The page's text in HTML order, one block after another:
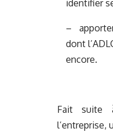
identifier
–
dont
encore.
Fait suite
l’entreprise,